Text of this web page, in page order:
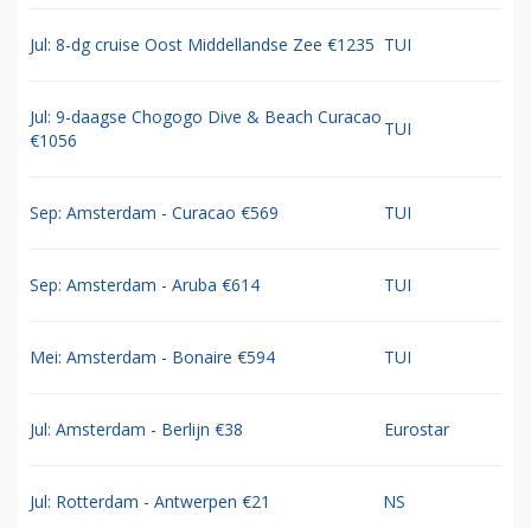
Jul: 8-dg cruise Oost Middellandse Zee €1235 TUI
Jul: 9-daagse Chogogo Dive & Beach Curacao
€1056
TUI
Sep: Amsterdam - Curacao €569 TUI
Sep: Amsterdam - Aruba €614 TUI
Mei: Amsterdam - Bonaire €594 TUI
Jul: Amsterdam - Berlijn €38 Eurostar
Jul: Rotterdam - Antwerpen €21 NS